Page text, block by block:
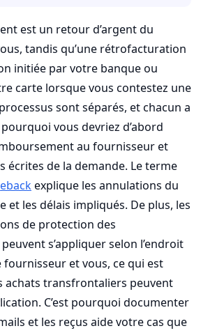
est un retour d’argent du
tandis qu’une rétrofacturation
initiée par votre banque ou
carte lorsque vous contestez une
sont séparés, et chacun a
pourquoi vous devriez d’abord
au fournisseur et
écrites de la demande. Le terme
explique les annulations du
et les délais impliqués. De plus, les
de protection des
s’appliquer selon l’endroit
et vous, ce qui est
achats transfrontaliers peuvent
C’est pourquoi documenter
et les reçus aide votre cas que